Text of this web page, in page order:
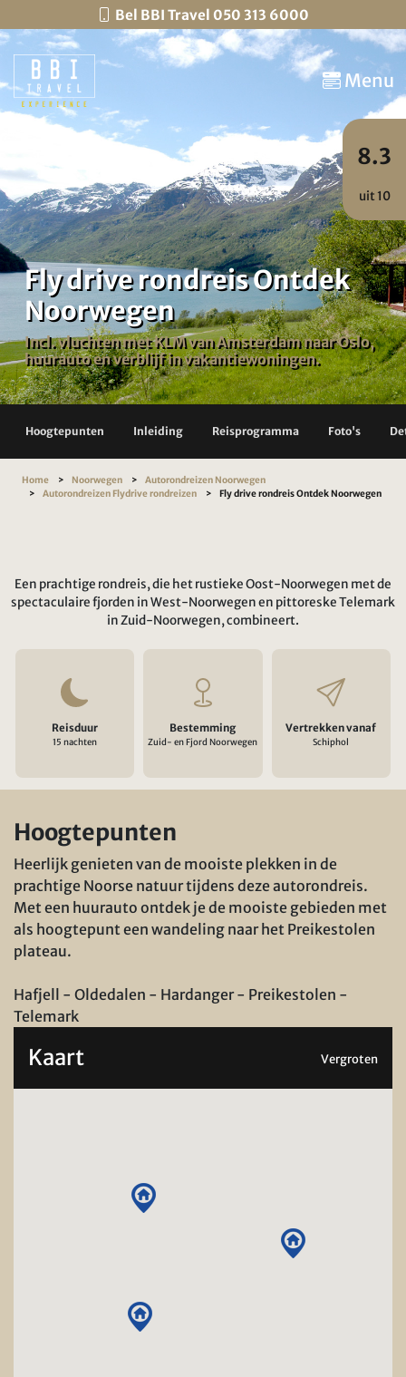
Bel BBI Travel 050 313 6000
Menu
8.3
uit 10
Fly drive rondreis Ontdek
Noorwegen
Incl. vluchten met KLM van Amsterdam naar Oslo,
huurauto en verblijf in vakantiewoningen.
Hoogtepunten Inleiding Reisprogramma Foto's
Home Noorwegen
Autorondreizen Noorwegen
Autorondreizen Flydrive rondreizen
Fly drive rondreis Ontdek Noorwegen
Een prachtige rondreis, die het rustieke Oost-Noorwegen met de
spectaculaire fjorden in West-Noorwegen en pittoreske Telemark
in Zuid-Noorwegen, combineert.
Reisduur
15 nachten
Bestemming
Zuid- en Fjord Noorwegen
Vertrekken vanaf
Schiphol
Hoogtepunten
Heerlijk genieten van de mooiste plekken in de
prachtige Noorse natuur tijdens deze autorondreis.
Met een huurauto ontdek je de mooiste gebieden met
als hoogtepunt een wandeling naar het Preikestolen
plateau.
Hafjell - Oldedalen - Hardanger - Preikestolen -
Telemark
Kaart Vergroten